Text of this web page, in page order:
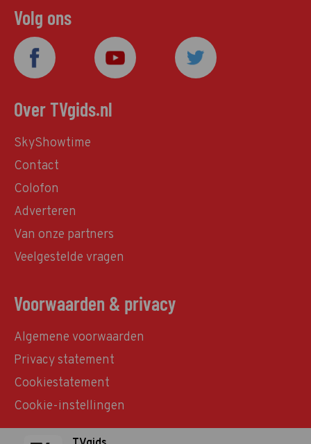
Volg ons
Over TVgids.nl
SkyShowtime
Contact
Colofon
Adverteren
Van onze partners
Veelgestelde vragen
Voorwaarden & privacy
Algemene voorwaarden
Privacy statement
Cookiestatement
Cookie-instellingen